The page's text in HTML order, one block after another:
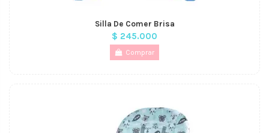
Silla De Comer Brisa
$ 245.000
Comprar